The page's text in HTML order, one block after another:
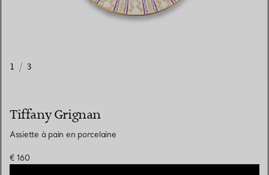
1 / 3
Tiffany Grignan
Assiette à pain en porcelaine
€ 160